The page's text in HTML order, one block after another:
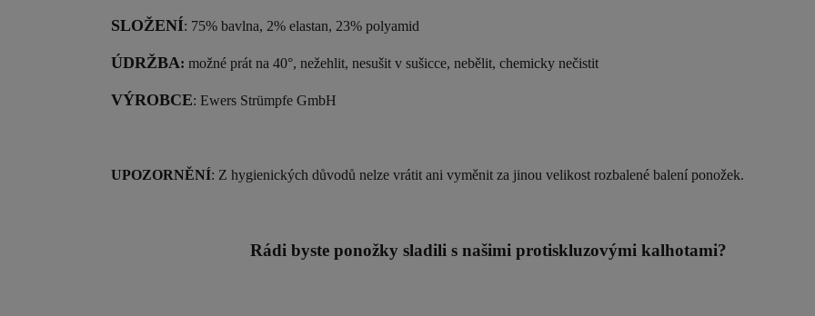
SLOŽENÍ: 75% bavlna, 2% elastan, 23% polyamid
ÚDRŽBA: možné prát na 40°, nežehlit, nesušit v sušicce, nebělit, chemicky nečistit
VÝROBCE: Ewers Strümpfe GmbH
UPOZORNĚNÍ: Z hygienických důvodů nelze vrátit ani vyměnit za jinou velikost rozbalené balení ponožek.
Rádi byste ponožky sladili s našimi protiskluzovými kalhotami?